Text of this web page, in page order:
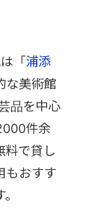
「 浦添
な美術館
品を中心
件余
料で貸し
もおすす